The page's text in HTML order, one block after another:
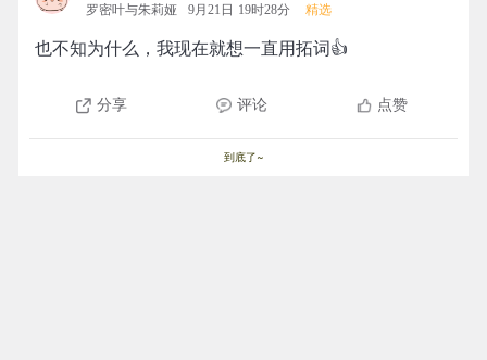
罗密叶与朱莉娅 9月21日 19时28分 精选
也不知为什么，我现在就想一直用拓词👍
分享 评论 点赞
到底了~